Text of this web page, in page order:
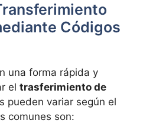
Códigos
una forma rápida y
el trasferimiento de
pueden variar según el
comunes son: